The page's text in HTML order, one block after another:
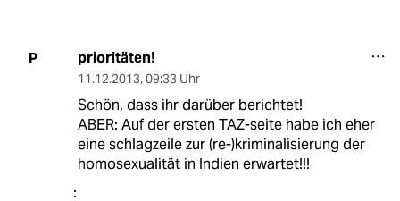
P prioritäten!
11.12.2013, 09:33 Uhr
Schön, dass ihr darüber berichtet!
ABER: Auf der ersten TAZ-seite habe ich eher
eine schlagzeile zur (re-)kriminalisierung der
homosexualität in Indien erwartet!!!